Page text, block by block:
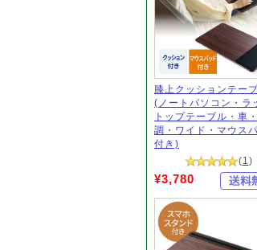
膝上クッションテー
(ノートパソコン・ラ
トップテーブル・車
調・ワイド・マウス
付き)
(1 )
¥3,780